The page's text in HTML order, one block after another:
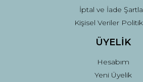
İptal ve İade
Kişisel Veriler
ÜYELİK
Hesabım
Yeni Üyelik